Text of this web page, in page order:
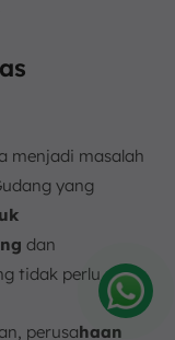
menjadi masalah
yang
dan
tidak perlu.
perusahaanAmelia